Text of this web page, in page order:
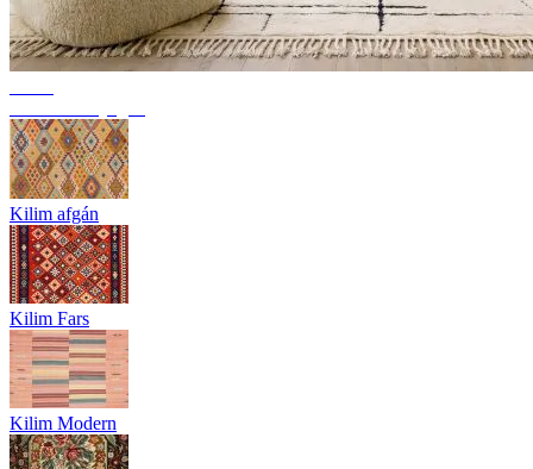
Kilim afgán
Kilim Fars
Kilim Modern